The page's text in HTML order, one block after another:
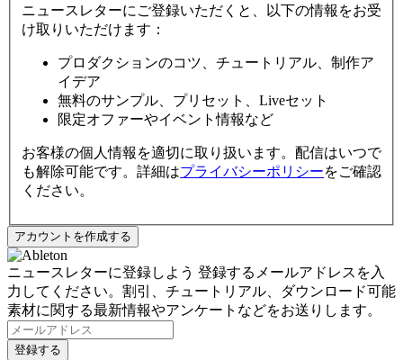
ニュースレターにご登録いただくと、以下の情報をお受
け取りいただけます：
プロダクションのコツ、チュートリアル、制作ア
イデア
無料のサンプル、プリセット、Liveセット
限定オファーやイベント情報など
お客様の個人情報を適切に取り扱います。配信はいつで
も解除可能です。詳細はプライバシーポリシーをご確認
ください。
ニュースレターに登録しよう 登録するメールアドレスを入
力してください。割引、チュートリアル、ダウンロード可能
素材に関する最新情報やアンケートなどをお送りします。